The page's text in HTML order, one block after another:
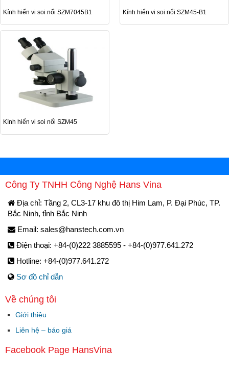
Kính hiển vi soi nổi SZM7045B1 Kính hiển vi soi nổi SZM45-B1
Kính hiển vi soi nổi SZM45
Công Ty TNHH Công Nghệ Hans Vina
Địa chỉ: Tầng 2, CL3-17 khu đô thị Him Lam, P. Đại Phúc, TP.
Bắc Ninh, tỉnh Bắc Ninh
Email: sales@hanstech.com.vn
Điện thoại: +84-(0)222 3885595 - +84-(0)977.641.272
Hotline: +84-(0)977.641.272
Sơ đồ chỉ dẫn
Về chúng tôi
Giới thiệu
Liên hệ – báo giá
Facebook Page HansVina